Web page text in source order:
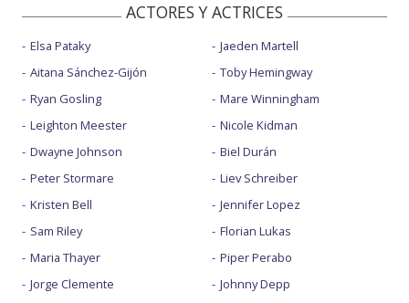
ACTORES Y ACTRICES
Elsa Pataky
Aitana Sánchez-Gijón
Ryan Gosling
Leighton Meester
Dwayne Johnson
Peter Stormare
Kristen Bell
Sam Riley
Maria Thayer
Jorge Clemente
Jaeden Martell
Toby Hemingway
Mare Winningham
Nicole Kidman
Biel Durán
Liev Schreiber
Jennifer Lopez
Florian Lukas
Piper Perabo
Johnny Depp